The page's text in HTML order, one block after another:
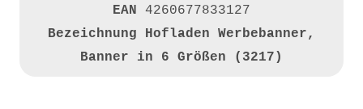
EAN 4260677833127
Bezeichnung Hofladen Werbebanner,
Banner in 6 Größen (3217)